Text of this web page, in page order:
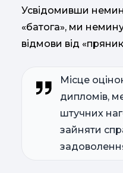
Усвідомивши
«батога», ми
відмови від
Місце
дипломів,
штучних
зайняти